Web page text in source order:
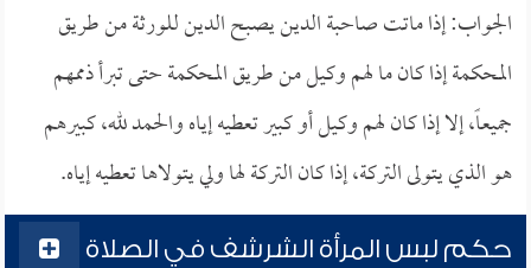
الجواب: إذا ماتت صاحبة الدين يصبح الدين للورثة من طريق
المحكمة إذا كان ما لهم وكيل من طريق المحكمة حتى تبرأ ذممهم
جميعاً، إلا إذا كان لهم وكيل أو كبير تعطيه إياه والحمد لله، كبيرهم
هو الذي يتولى التركة، إذا كان التركة لها ولي يتولاها تعطيه إياه.
حكم لبس المرأة الشرشف في الصلاة